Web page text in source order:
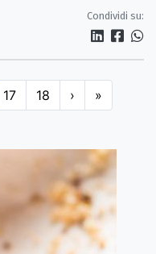
Condividi su:
17 18 › »